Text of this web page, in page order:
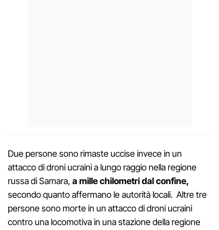
Due persone sono rimaste uccise invece in un
attacco di droni ucraini a lungo raggio nella regione
russa di Samara, a mille chilometri dal confine,
secondo quanto affermano le autorità locali. Altre tre
persone sono morte in un attacco di droni ucraini
contro una locomotiva in una stazione della regione